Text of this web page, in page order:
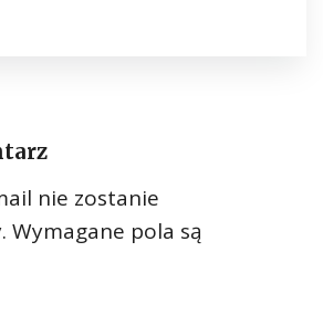
nie zostanie
Wymagane pola są